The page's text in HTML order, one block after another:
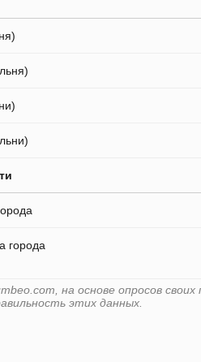
города
на основе опросов
этих данных.